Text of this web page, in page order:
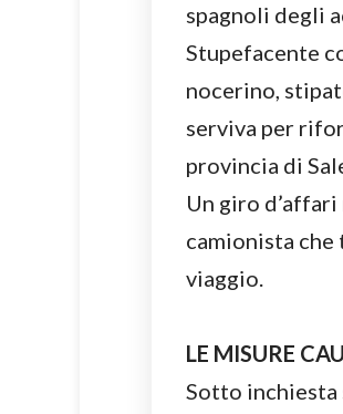
spagnoli degli
Stupefacente
nocerino,
serviva per
provincia di
Un giro
camionista che
viaggio.
LE MISURE
Sotto inchiesta